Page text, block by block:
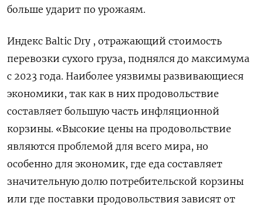
больше ударит по урожаям.
Индекс Baltic Dry , отражающий ‌стоимость
перевозки сухого груза, поднялся до максимума
с 2023 года. Наиболее уязвимы развивающиеся
экономики, так как в них продовольствие
составляет большую часть инфляционной
корзины. «Высокие цены на продовольствие
являются проблемой для всего мира, но
особенно для экономик, где еда составляет
значительную долю потребительской корзины
или где поставки продовольствия зависят от